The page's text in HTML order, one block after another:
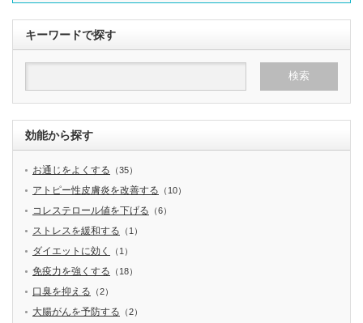
キーワードで探す
効能から探す
お通じをよくする （35）
アトピー性皮膚炎を改善する （10）
コレステロール値を下げる （6）
ストレスを緩和する （1）
ダイエットに効く （1）
免疫力を強くする （18）
口臭を抑える （2）
大腸がんを予防する （2）